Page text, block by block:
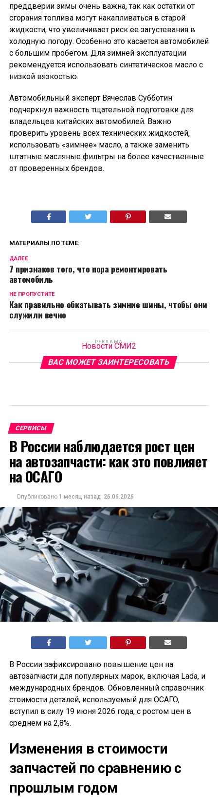
преддверии зимы очень важна, так как остатки от
сгорания топлива могут накапливаться в старой
жидкости, что увеличивает риск ее загустевания в
холодную погоду. Особенно это касается автомобилей
с большим пробегом. Для зимней эксплуатации
рекомендуется использовать синтетическое масло с
низкой вязкостью.
Автомобильный эксперт Вячеслав Субботин
подчеркнул важность тщательной подготовки для
владельцев китайских автомобилей. Важно
проверить уровень всех технических жидкостей,
использовать «зимнее» масло, а также заменить
штатные масляные фильтры на более качественные
от проверенных брендов.
МАТЕРИАЛЫ ПО ТЕМЕ:
ДАЛЕЕ
7 признаков того, что пора ремонтировать
автомобиль
НЕ ПРОПУСТИТЕ
Как правильно обкатывать зимние шины, чтобы они
служили вечно
РЕКЛАМА
Новости СМИ2
ВАС МОЖЕТ ЗАИНТЕРЕСОВАТЬ
СЕРВИСЫ
В России наблюдается рост цен
на автозапчасти: как это повлияет
на ОСАГО
Опубликовано 1 месяц назад 26.06.2026
В России зафиксировано повышение цен на
автозапчасти для популярных марок, включая Lada, и
международных брендов. Обновленный справочник
стоимости деталей, используемый для ОСАГО,
вступил в силу 19 июня 2026 года, с ростом цен в
среднем на 2,8%.
Изменения в стоимости
запчастей по сравнению с
прошлым годом